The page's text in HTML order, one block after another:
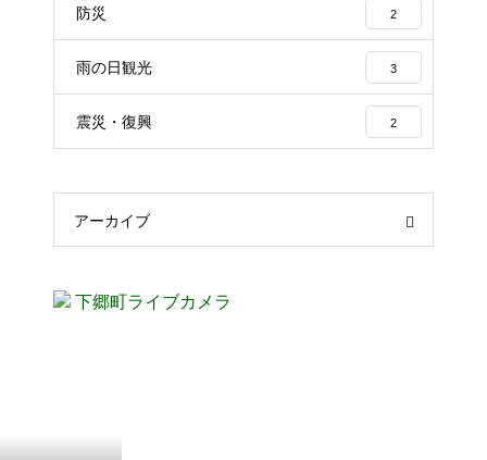
防災 2
雨の日観光 3
震災・復興 2
アーカイブ
下郷町ライブカメラ